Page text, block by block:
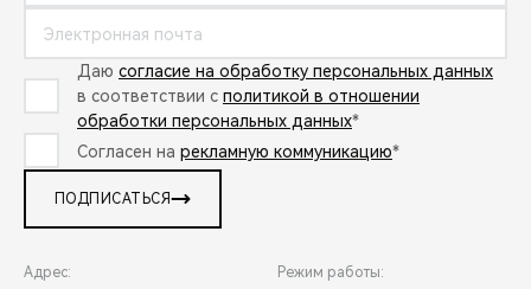
Даю согласие на обработку персональных данных
в соответствии с политикой в отношении
обработки персональных данных*
Согласен на рекламную коммуникацию*
ПОДПИСАТЬСЯ
Адрес: Режим работы: